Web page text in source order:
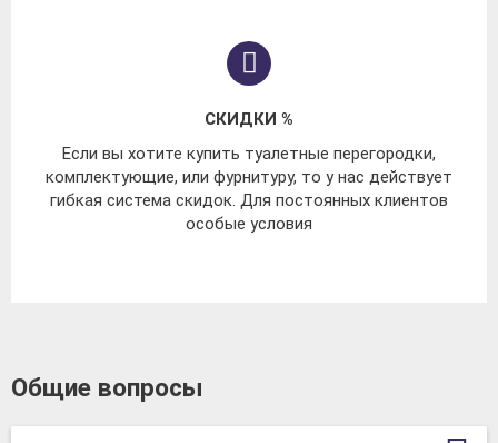
СКИДКИ %
Если вы хотите купить туалетные перегородки,
комплектующие, или фурнитуру, то у нас действует
гибкая система скидок. Для постоянных клиентов
особые условия
Общие вопросы